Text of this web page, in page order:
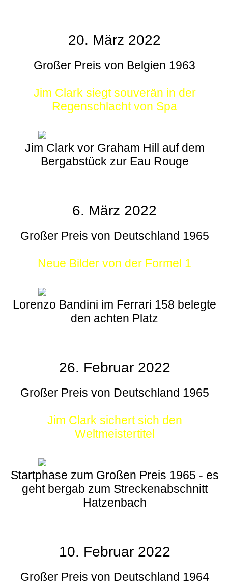
20. März 2022
Großer Preis von Belgien 1963
Jim Clark siegt souverän in der
Regenschlacht von Spa
Jim Clark vor Graham Hill auf dem
Bergabstück zur Eau Rouge
6. März 2022
Großer Preis von Deutschland 1965
Neue Bilder von der Formel 1
Lorenzo Bandini im Ferrari 158 belegte
den achten Platz
26. Februar 2022
Großer Preis von Deutschland 1965
Jim Clark sichert sich den
Weltmeistertitel
Startphase zum Großen Preis 1965 - es
geht bergab zum Streckenabschnitt
Hatzenbach
10. Februar 2022
Großer Preis von Deutschland 1964